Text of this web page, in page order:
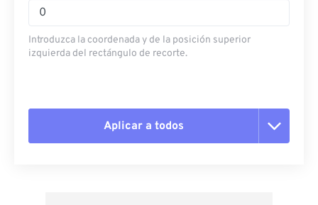
Introduzca la coordenada y de la posición superior
izquierda del rectángulo de recorte.
Aplicar a todos